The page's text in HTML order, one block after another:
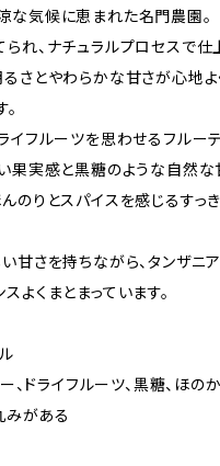
な気候に恵まれた名門農園。
れ、ナチュラルプロセスで仕
さとやわらかな甘さが心地よ
イフルーツを思わせるフルー
果実感と黒糖のような自然
のりとスパイスを感じるすっ
甘さを持ちながら、タンザニ
よくまとまっています。
、ドライフルーツ、黒糖、ほの
みがある